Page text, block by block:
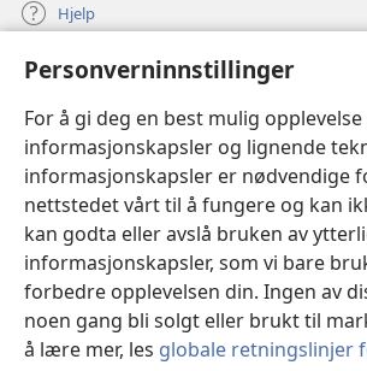
Personverninnstillinger
For å gi deg en best mulig
informasjonskapsler og lignende
informasjonskapsler er nødvendige
nettstedet vårt til å fungere og kan
kan godta eller avslå bruken av
informasjonskapsler, som vi bare
forbedre opplevelsen din. Ingen av
noen gang bli solgt eller brukt til
å lære mer, les globale retningslinjer
Hjelp
Bidrag
(åpner
nytt
vindu)Watchtower ONLINE LIBRARY™
(åpner
nytt
vindu) JW Hub ®
(åpner
nytt
vindu)JW Library ®
Watchtower Library